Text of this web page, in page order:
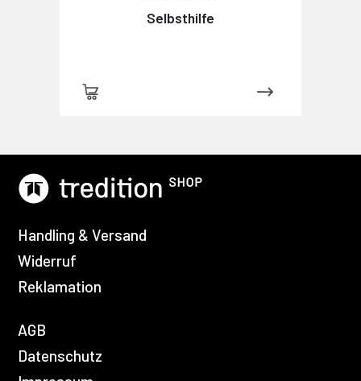
Selbsthilfe
Handling & Versand
Widerruf
Reklamation
AGB
Datenschutz